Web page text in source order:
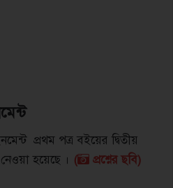
প্রথম পত্র বইয়ের দ্বিতীয়
হয়েছে । ( প্রশ্নের ছবি)